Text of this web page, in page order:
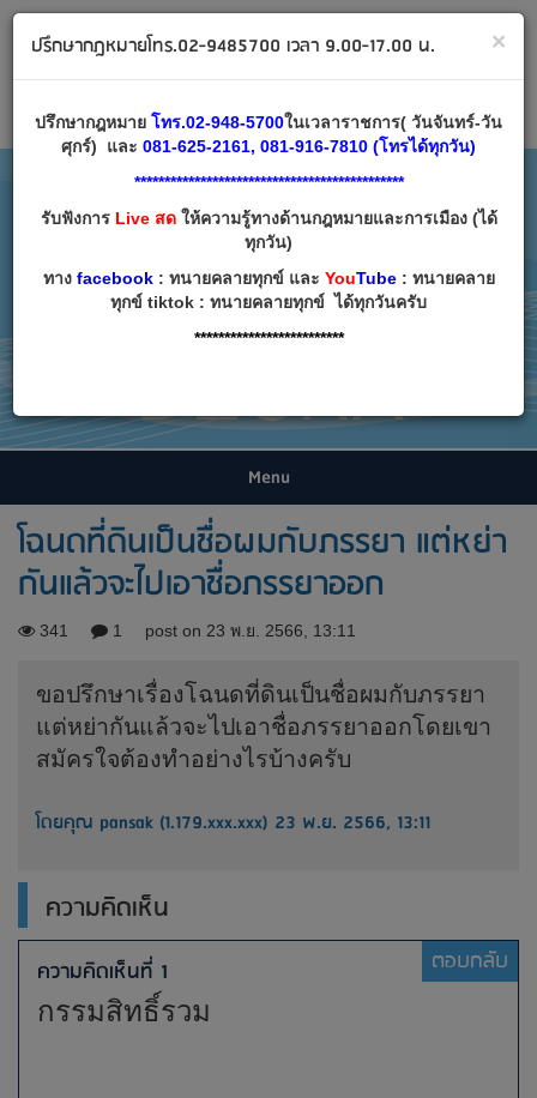
Email:decha007@decha.com
เข้าสู่ระบบ สมัครสมาชิก
Menu
โฉนดที่ดินเป็นชื่อผมกับภรรยา แต่หย่า
กันแล้วจะไปเอาชื่อภรรยาออก
341 1 post on 23 พ.ย. 2566, 13:11
ขอปรึกษาเรื่องโฉนดที่ดินเป็นชื่อผมกับภรรยา
แต่หย่ากันแล้วจะไปเอาชื่อภรรยาออกโดยเขา
สมัครใจต้องทำอย่างไรบ้างครับ
โดยคุณ pansak (1.179.xxx.xxx) 23 พ.ย. 2566, 13:11
ความคิดเห็น
ความคิดเห็นที่ 1 ตอบกลับ
กรรมสิทธิ์รวม
×
ปรึกษากฎหมายโทร.02-9485700 เวลา 9.00-17.00 น.
ปรึกษากฎหมาย โทร.02-948-5700ในเวลาราชการ( วันจันทร์-วัน
ศุกร์) และ 081-625-2161, 081-916-7810 (โทรได้ทุกวัน)
*********************************************
รับฟังการLive สดให้ความรู้ทางด้านกฎหมายและการเมือง (ได้
ทุกวัน)
ทาง facebook: ทนายคลายทุกข์ และ YouTube: ทนายคลาย
ทุกข์ tiktok : ทนายคลายทุกข์ ได้ทุกวันครับ
*************************